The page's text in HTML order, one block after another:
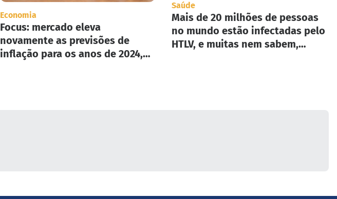
Economia
Focus: mercado eleva
novamente as previsões de
inflação para os anos de 2024,
Saúde
Mais de 20 milhões de pessoas
no mundo estão infectadas pelo
HTLV, e muitas nem sabem,